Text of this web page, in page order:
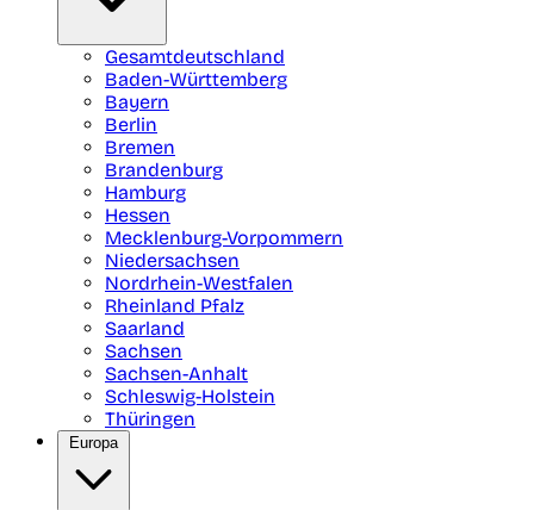
Gesamtdeutschland
Baden-Württemberg
Bayern
Berlin
Bremen
Brandenburg
Hamburg
Hessen
Mecklenburg-Vorpommern
Niedersachsen
Nordrhein-Westfalen
Rheinland Pfalz
Saarland
Sachsen
Sachsen-Anhalt
Schleswig-Holstein
Thüringen
Europa